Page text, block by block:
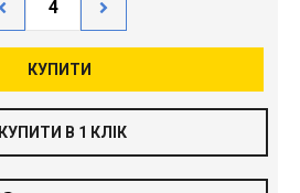
КУПИТИ
КУПИТИ В 1 КЛІК